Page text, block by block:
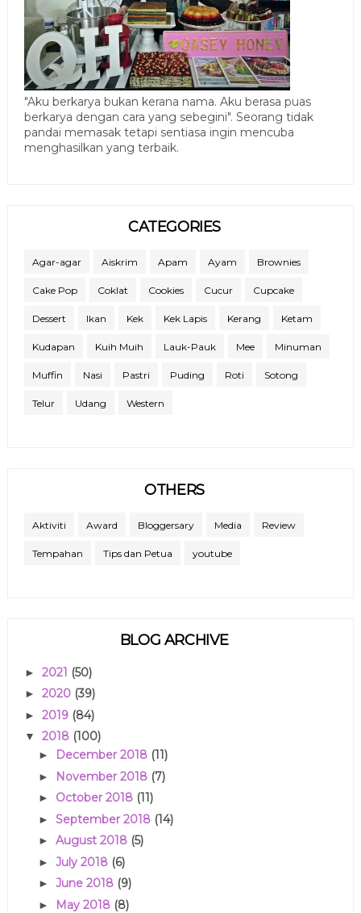
"Aku berkarya bukan kerana nama. Aku berasa puas
berkarya dengan cara yang sebegini". Seorang tidak
pandai memasak tetapi sentiasa ingin mencuba
menghasilkan yang terbaik.
CATEGORIES
Agar-agar Aiskrim Apam Ayam Brownies
Cake Pop Coklat Cookies Cucur Cupcake
Dessert Ikan Kek Kek Lapis Kerang Ketam
Kudapan Kuih Muih Lauk-Pauk Mee Minuman
Muffin Nasi Pastri Puding Roti Sotong
Telur Udang Western
OTHERS
Aktiviti Award Bloggersary Media Review
Tempahan Tips dan Petua youtube
BLOG ARCHIVE
► 2021 (50)
► 2020 (39)
► 2019 (84)
▼ 2018 (100)
► December 2018 (11)
► November 2018 (7)
► October 2018 (11)
► September 2018 (14)
► August 2018 (5)
► July 2018 (6)
► June 2018 (9)
► May 2018 (8)